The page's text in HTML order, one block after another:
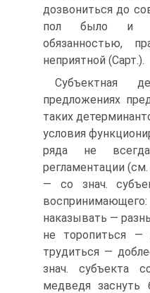
дозвониться до
пол было и
обязанностью,
неприятной (Сарт.).
Субъектная
предложениях
таких
условия
ряда не
регламентации
— со знач.
наказывать —
не торопиться
трудиться —
знач. субъекта
медведя